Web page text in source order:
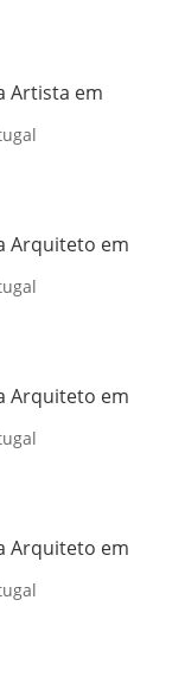
Artista em
Arquiteto em
Arquiteto em
Arquiteto em